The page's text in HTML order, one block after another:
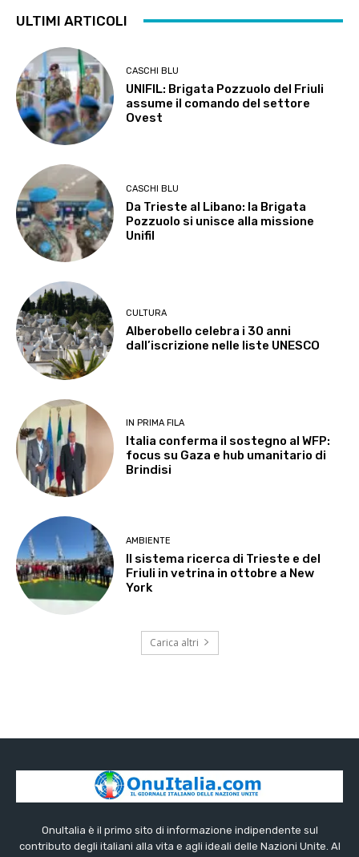
ULTIMI ARTICOLI
CASCHI BLU
UNIFIL: Brigata Pozzuolo del Friuli
assume il comando del settore
Ovest
CASCHI BLU
Da Trieste al Libano: la Brigata
Pozzuolo si unisce alla missione
Unifil
CULTURA
Alberobello celebra i 30 anni
dall’iscrizione nelle liste UNESCO
IN PRIMA FILA
Italia conferma il sostegno al WFP:
focus su Gaza e hub umanitario di
Brindisi
AMBIENTE
Il sistema ricerca di Trieste e del
Friuli in vetrina in ottobre a New
York
Carica altri
OnuItalia è il primo sito di informazione indipendente sul
contributo degli italiani alla vita e agli ideali delle Nazioni Unite. Al